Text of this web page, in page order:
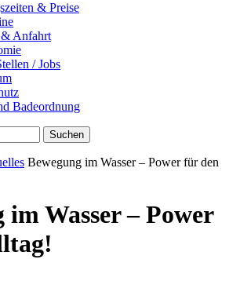
& Preise
Anfahrt
/ Jobs
Badeordnung
Suchen
Bewegung im Wasser – Power für den
im Wasser – Power